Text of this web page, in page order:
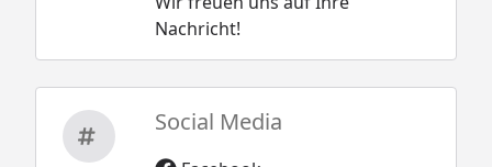
Nachricht!
Social Media